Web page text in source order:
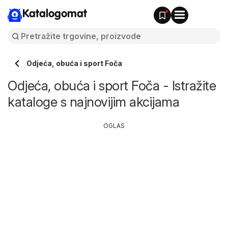
Katalogomat
Odjeća, obuća i sport Foča
Odjeća, obuća i sport Foča - Istražite
kataloge s najnovijim akcijama
OGLAS